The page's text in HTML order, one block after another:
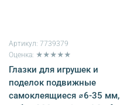
Артикул: 7739379
Оценка: ★★★★★
Глазки для игрушек и
поделок подвижные
самоклеящиеся ⌀6-35 мм,